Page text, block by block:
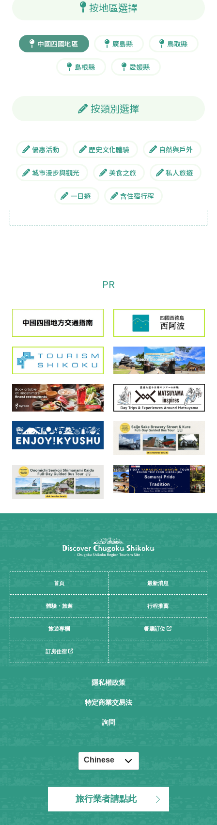
按地區選擇
中國四國地區 廣島縣 鳥取縣
島根縣 愛媛縣
按類別選擇
優惠活動 歷史文化體驗 自然與戶外
城市漫步與觀光 美食之旅 私人旅遊
一日遊 含住宿行程
PR
首頁 最新消息
體驗・旅遊 行程推薦
旅遊專欄 餐廳訂位
訂房住宿
隱私權政策
特定商業交易法
詢問
Japanese
Korean
Chinese
旅行業者請點此